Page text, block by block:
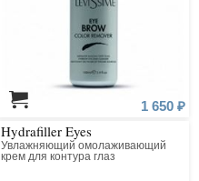
1 650 ₽
Hydrafiller Eyes
Увлажняющий омолаживающий
крем для контура глаз